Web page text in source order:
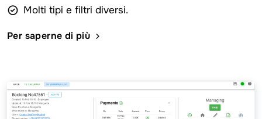
Molti tipi e filtri diversi.
Per saperne di più